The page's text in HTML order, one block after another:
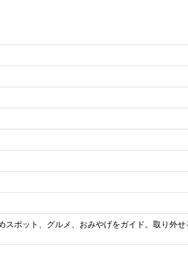
ポット、グルメ、おみやげをガイド。取り外